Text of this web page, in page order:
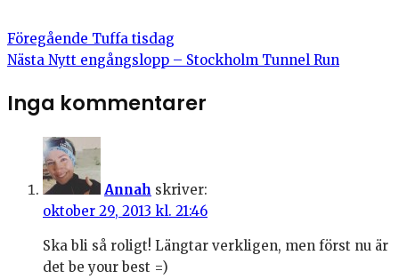
Föregående Tuffa tisdag
Nästa Nytt engångslopp – Stockholm Tunnel Run
Inga kommentarer
Annah skriver:
oktober 29, 2013 kl. 21:46
Ska bli så roligt! Längtar verkligen, men först nu är
det be your best =)